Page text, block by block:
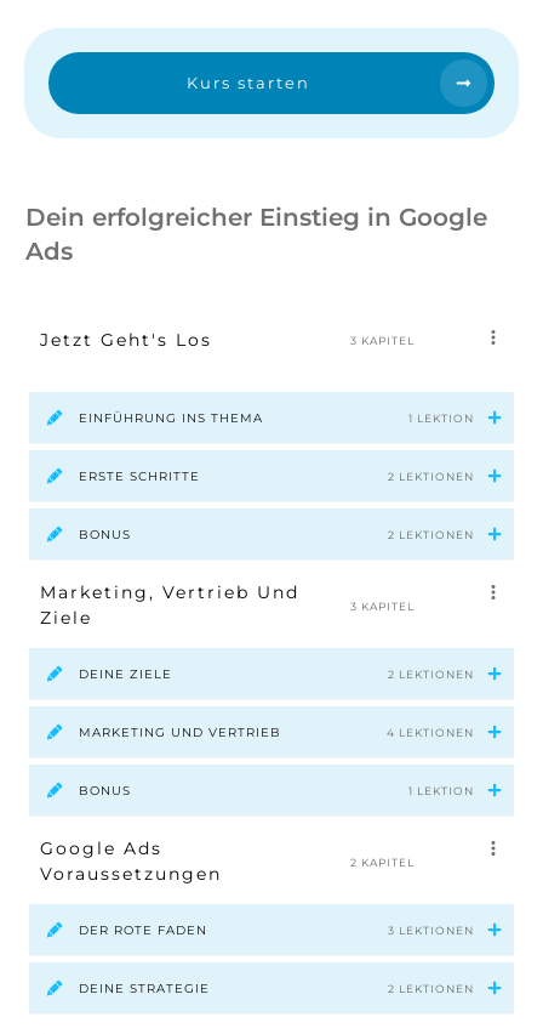
Kurs starten
Dein erfolgreicher Einstieg in Google
Ads
Jetzt Geht's Los 3 KAPITEL
EINFÜHRUNG INS THEMA 1 LEKTION
ERSTE SCHRITTE 2 LEKTIONEN
BONUS 2 LEKTIONEN
Marketing, Vertrieb Und
Ziele
3 KAPITEL
DEINE ZIELE 2 LEKTIONEN
MARKETING UND VERTRIEB 4 LEKTIONEN
BONUS 1 LEKTION
Google Ads
Voraussetzungen
2 KAPITEL
DER ROTE FADEN 3 LEKTIONEN
DEINE STRATEGIE 2 LEKTIONEN